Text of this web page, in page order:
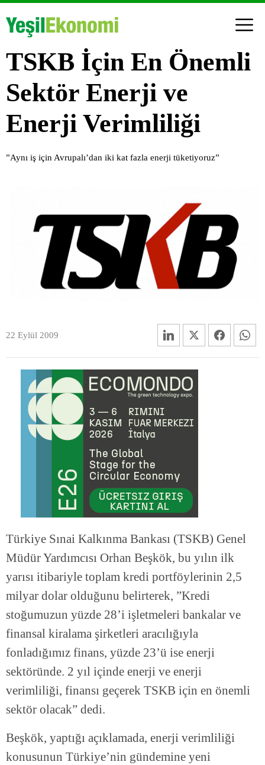
TSKB İçin En Önemli
Sektör Enerji ve
Enerji Verimliliği
”Aynı iş için Avrupalı’dan iki kat fazla enerji tüketiyoruz”
22 Eylül 2009
Türkiye Sınai Kalkınma Bankası (TSKB) Genel
Müdür Yardımcısı Orhan Beşkök, bu yılın ilk
yarısı itibariyle toplam kredi portföylerinin 2,5
milyar dolar olduğunu belirterek, ”Kredi
stoğumuzun yüzde 28’i işletmeleri bankalar ve
finansal kiralama şirketleri aracılığıyla
fonladığımız finans, yüzde 23’ü ise enerji
sektöründe. 2 yıl içinde enerji ve enerji
verimliliği, finansı geçerek TSKB için en önemli
sektör olacak” dedi.
Beşkök, yaptığı açıklamada, enerji verimliliği
konusunun Türkiye’nin gündemine yeni